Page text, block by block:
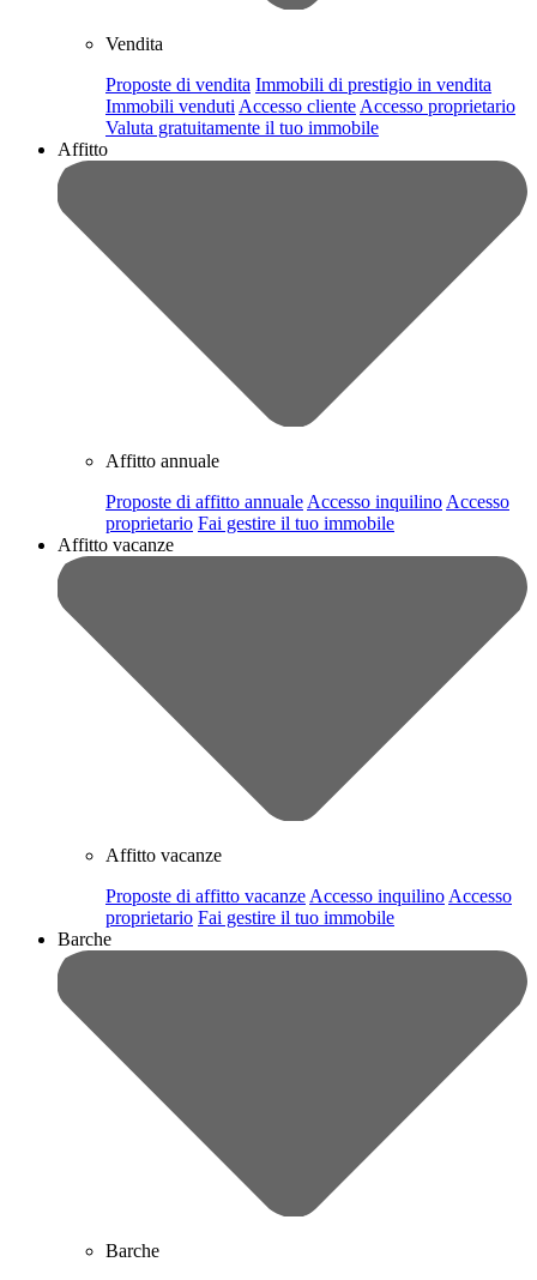
Vendita
Proposte di vendita Immobili di prestigio in vendita
Immobili venduti Accesso cliente Accesso proprietario
Valuta gratuitamente il tuo immobile
Affitto
Affitto annuale
Proposte di affitto annuale Accesso inquilino Accesso
proprietario Fai gestire il tuo immobile
Affitto vacanze
Affitto vacanze
Proposte di affitto vacanzeAccesso inquilinoAccesso
proprietario Fai gestire il tuo immobile
Barche
Barche